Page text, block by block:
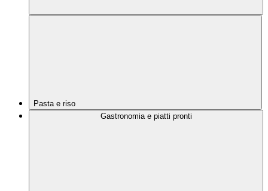
Pasta e riso
Gastronomia e piatti pronti